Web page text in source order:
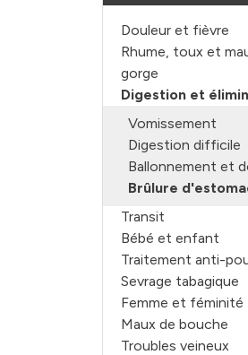
Douleur et fièvre
Rhume, toux et
gorge
Digestion et
Vomissement
Digestion difficile
Ballonnement et
Brûlure
Transit
Bébé et enfant
Traitement anti-
Sevrage tabagique
Femme et féminité
Maux de bouche
Troubles veineux